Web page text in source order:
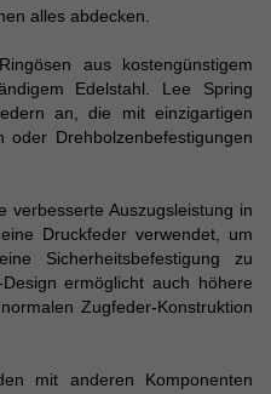
alles abdecken.
aus kostengünstigem
Edelstahl. Lee Spring
an, die mit einzigartigen
oder Drehbolzenbefestigungen
verbesserte Auszugsleistung in
Druckfeder verwendet, um
Sicherheitsbefestigung zu
ermöglicht auch höhere
Zugfeder-Konstruktion
mit anderen Komponenten